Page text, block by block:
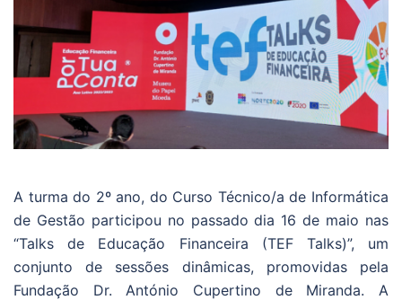
A turma do 2º ano, do Curso Técnico/a de Informática
de Gestão participou no passado dia 16 de maio nas
“Talks de Educação Financeira (TEF Talks)”, um
conjunto de sessões dinâmicas, promovidas pela
Fundação Dr. António Cupertino de Miranda. A